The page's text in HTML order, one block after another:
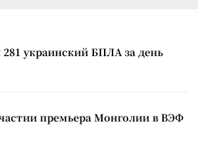
украинский БПЛА за день
премьера Монголии в ВЭФ